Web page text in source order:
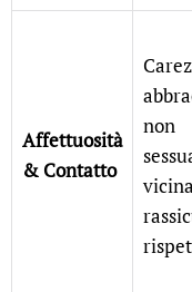
Affettuosità
& Contatto
non